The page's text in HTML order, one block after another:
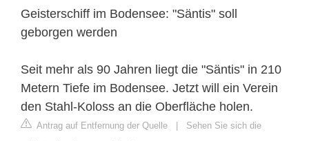
Geisterschiff im Bodensee: "Säntis" soll
geborgen werden
Seit mehr als 90 Jahren liegt die "Säntis" in 210
Metern Tiefe im Bodensee. Jetzt will ein Verein
den Stahl-Koloss an die Oberfläche holen.
Antrag auf Entfernung der Quelle | Sehen Sie sich die